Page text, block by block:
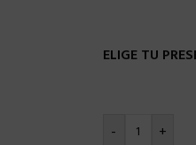
ELIGE TU
- +